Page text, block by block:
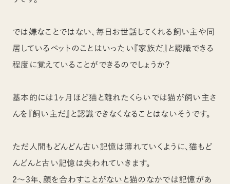
では嫌なことではない、毎日お世話してくれる飼い主や同
居しているペットのことはいったい『家族だ』と認識できる
程度に覚えていることができるのでしょうか？
基本的には1ヶ月ほど猫と離れたくらいでは猫が飼い主さ
んを『飼い主だ』と認識できなくなることはないそうです。
ただ人間もどんどん古い記憶は薄れていくように、猫もど
んどんと古い記憶は失われていきます。
2～3年、顔を合わすことがないと猫のなかでは記憶があ